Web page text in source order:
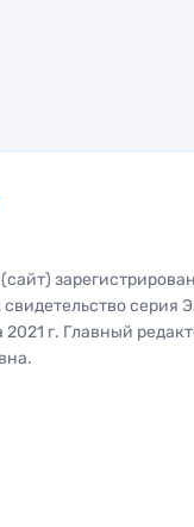
свидетельство серия
2021 г. Главный